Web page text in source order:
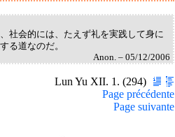
社会的には、たえず礼を実践して身に
る道なのだ。
Anon. – 05/12/2006
Lun Yu XII. 1. (294)
Page précédente
Page suivante